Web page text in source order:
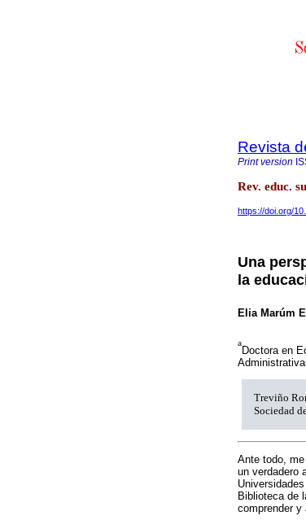
Revista
Print version
Rev. educ.
https://doi.org/
Una
la
Elia Marúm
a
Doctora en
Treviño
Sociedad
Ante todo,
un verdadero
Biblioteca de
comprender y